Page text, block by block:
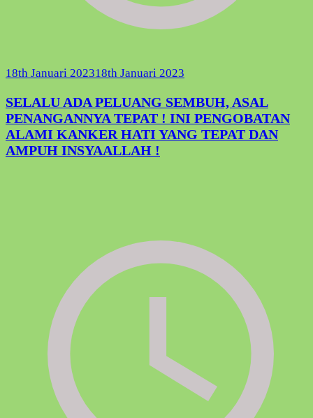
18th Januari 202318th Januari 2023
SELALU ADA PELUANG SEMBUH, ASAL
PENANGANNYA TEPAT ! INI PENGOBATAN
ALAMI KANKER HATI YANG TEPAT DAN
AMPUH INSYAALLAH !